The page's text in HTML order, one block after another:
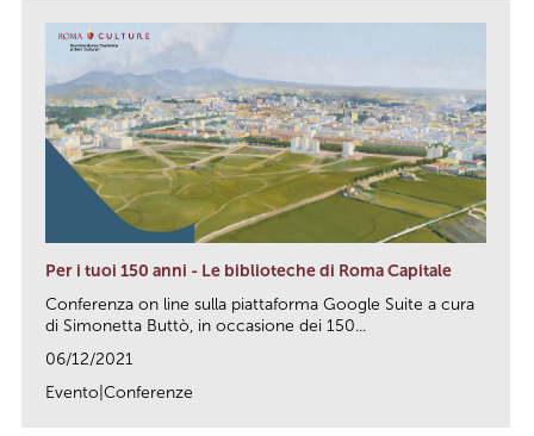
Per i tuoi 150 anni - Le biblioteche di Roma Capitale
Conferenza on line sulla piattaforma Google Suite a cura
di Simonetta Buttò, in occasione dei 150...
06/12/2021
Evento|Conferenze